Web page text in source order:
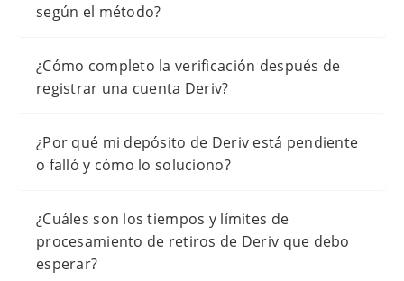
según el método?
¿Cómo completo la verificación después de
registrar una cuenta Deriv?
¿Por qué mi depósito de Deriv está pendiente
o falló y cómo lo soluciono?
¿Cuáles son los tiempos y límites de
procesamiento de retiros de Deriv que debo
esperar?